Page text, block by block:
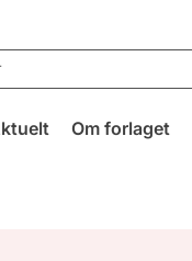
Om forlaget